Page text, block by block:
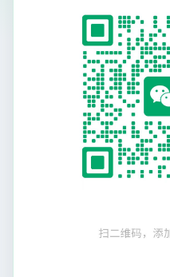
G1联通清溪卡19